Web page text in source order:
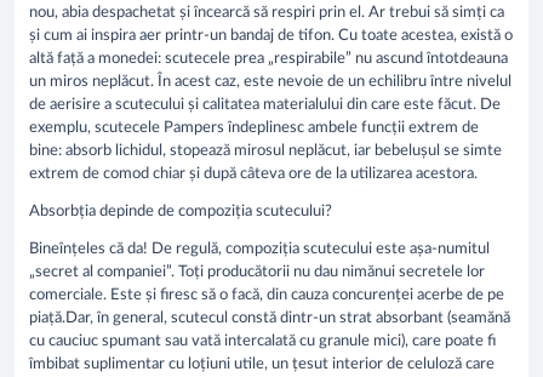
nou, abia despachetat și încearcă să respiri prin el. Ar trebui să simți ca
și cum ai inspira aer printr-un bandaj de tifon. Cu toate acestea, există o
altă față a monedei: scutecele prea „respirabile” nu ascund întotdeauna
un miros neplăcut. În acest caz, este nevoie de un echilibru între nivelul
de aerisire a scutecului și calitatea materialului din care este făcut. De
exemplu, scutecele Pampers îndeplinesc ambele funcții extrem de
bine: absorb lichidul, stopează mirosul neplăcut, iar bebelușul se simte
extrem de comod chiar și după câteva ore de la utilizarea acestora.
Absorbția depinde de compoziția scutecului?
Bineînțeles că da! De regulă, compoziția scutecului este așa-numitul
„secret al companiei”. Toți producătorii nu dau nimănui secretele lor
comerciale. Este și firesc să o facă, din cauza concurenței acerbe de pe
piață.Dar, în general, scutecul constă dintr-un strat absorbant (seamănă
cu cauciuc spumant sau vată intercalată cu granule mici), care poate fi
îmbibat suplimentar cu loțiuni utile, un țesut interior de celuloză care